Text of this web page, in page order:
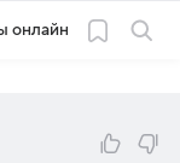
онлайн